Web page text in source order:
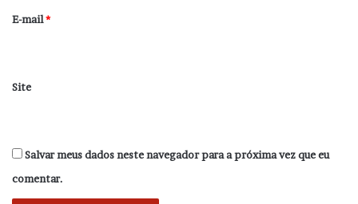
*
E-mail*
Site
Salvar meus dados neste navegador para a próxima vez que eu
comentar.